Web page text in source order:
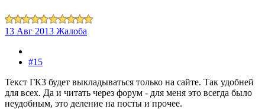
13 Авг 2013 Жалоба
#15
Текст ГК3 будет выкладываться только на сайте. Так удобней
для всех. Да и читать через форум - для меня это всегда было
неудобным, это деление на посты и прочее.